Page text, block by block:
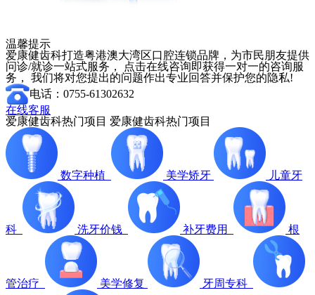
温馨提示
爱康健齿科打造粤港澳大湾区口腔连锁品牌，为市民朋友提供
问诊/就诊一站式服务， 点击在线咨询即获得一对一的咨询服
务， 我们将对您提出的问题作出专业回答并保护您的隐私!
电话：0755-61302632
在线客服
爱康健齿科热门项目 爱康健齿科热门项目
数字种植 美学矫牙 儿童牙
科 洗牙价钱 补牙费用 根
管治疗 美学修复 牙周专科